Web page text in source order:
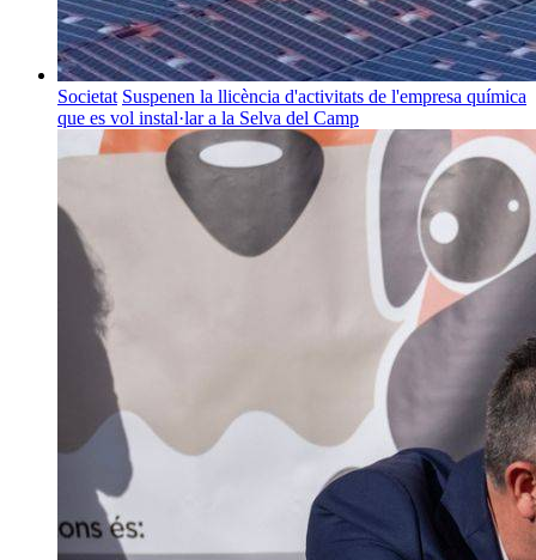
Societat Suspenen la llicència d'activitats de l'empresa química
que es vol instal·lar a la Selva del Camp